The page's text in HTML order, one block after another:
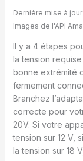
Dernière mise à
Images de l'API
Il y a 4 étapes
la tension
bonne extrémité
fermement
Branchez
correcte pour
20V. Si votre
tension sur 12 V,
la tension sur 18